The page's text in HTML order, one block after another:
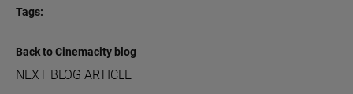
Tags:
Back to Cinemacity blog
NEXT BLOG ARTICLE